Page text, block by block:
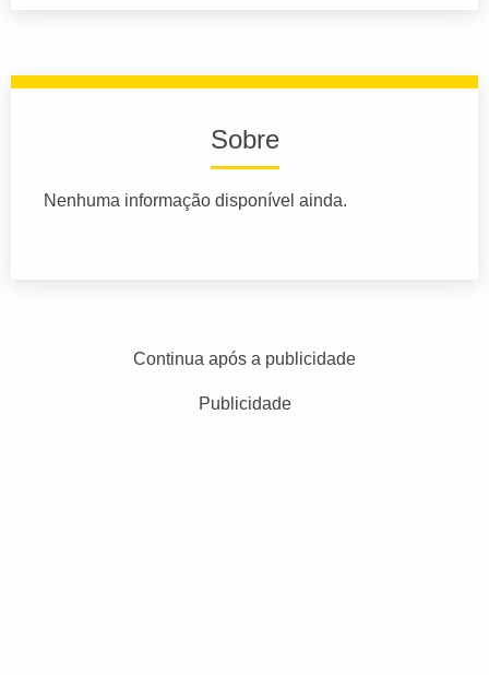
Sobre
Nenhuma informação disponível ainda.
Continua após a publicidade
Publicidade